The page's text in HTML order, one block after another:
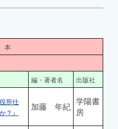
本
編・著者名 出版社
所仕
？』
加藤 年紀 学陽書
房